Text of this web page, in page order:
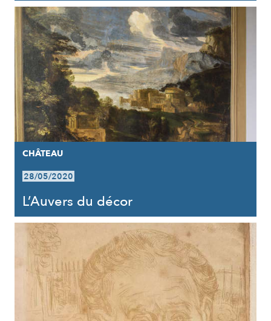
CHÂTEAU
28/05/2020
L’Auvers du décor